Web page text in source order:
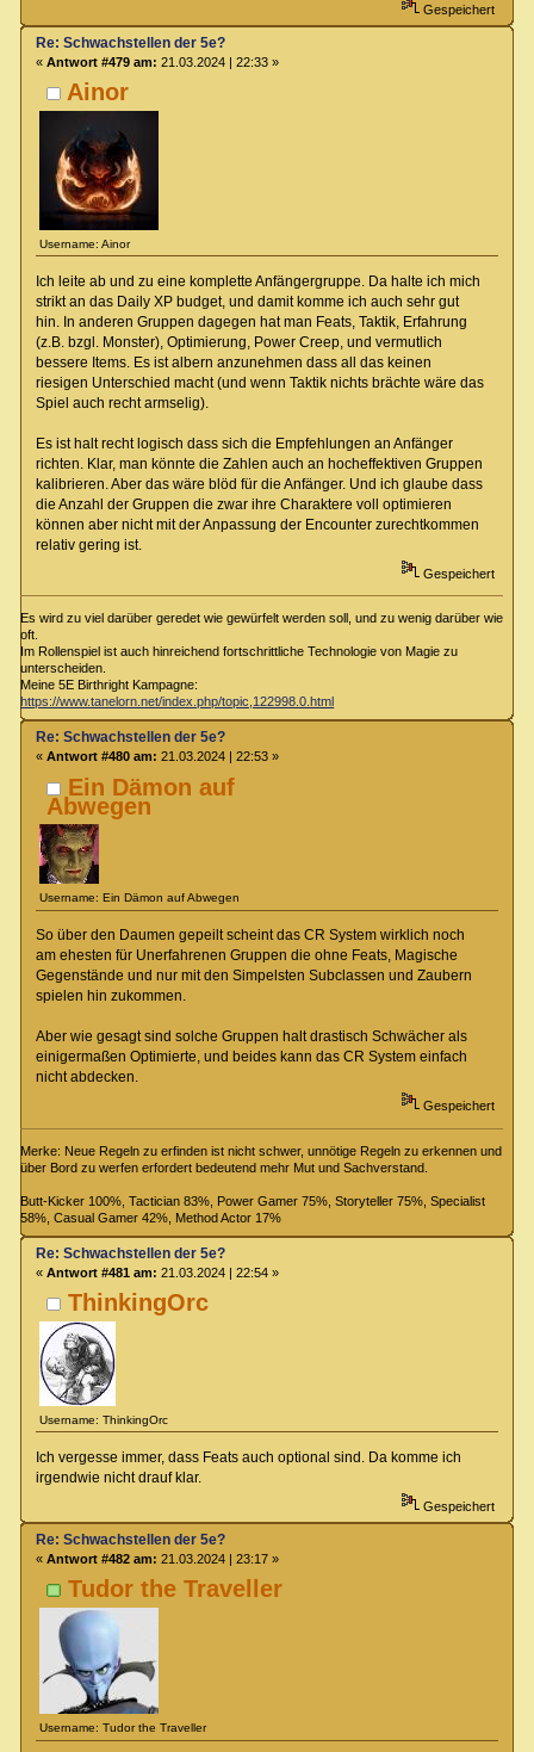
Gespeichert
Ainor
Username: Ainor
Re: Schwachstellen der 5e?
« Antwort #479 am: 21.03.2024 | 22:33 »
Ich leite ab und zu eine komplette Anfängergruppe. Da halte ich mich
strikt an das Daily XP budget, und damit komme ich auch sehr gut
hin. In anderen Gruppen dagegen hat man Feats, Taktik, Erfahrung
(z.B. bzgl. Monster), Optimierung, Power Creep, und vermutlich
bessere Items. Es ist albern anzunehmen dass all das keinen
riesigen Unterschied macht (und wenn Taktik nichts brächte wäre das
Spiel auch recht armselig).
Es ist halt recht logisch dass sich die Empfehlungen an Anfänger
richten. Klar, man könnte die Zahlen auch an hocheffektiven Gruppen
kalibrieren. Aber das wäre blöd für die Anfänger. Und ich glaube dass
die Anzahl der Gruppen die zwar ihre Charaktere voll optimieren
können aber nicht mit der Anpassung der Encounter zurechtkommen
relativ gering ist.
Gespeichert
Es wird zu viel darüber geredet wie gewürfelt werden soll, und zu wenig darüber wie
oft.
Im Rollenspiel ist auch hinreichend fortschrittliche Technologie von Magie zu
unterscheiden.
Meine 5E Birthright Kampagne:
https://www.tanelorn.net/index.php/topic,122998.0.html
Ein Dämon auf
Abwegen
Username: Ein Dämon auf Abwegen
Re: Schwachstellen der 5e?
« Antwort #480 am: 21.03.2024 | 22:53 »
So über den Daumen gepeilt scheint das CR System wirklich noch
am ehesten für Unerfahrenen Gruppen die ohne Feats, Magische
Gegenstände und nur mit den Simpelsten Subclassen und Zaubern
spielen hin zukommen.
Aber wie gesagt sind solche Gruppen halt drastisch Schwächer als
einigermaßen Optimierte, und beides kann das CR System einfach
nicht abdecken.
Gespeichert
Merke: Neue Regeln zu erfinden ist nicht schwer, unnötige Regeln zu erkennen und
über Bord zu werfen erfordert bedeutend mehr Mut und Sachverstand.
Butt-Kicker 100%, Tactician 83%, Power Gamer 75%, Storyteller 75%, Specialist
58%, Casual Gamer 42%, Method Actor 17%
ThinkingOrc
Username: ThinkingOrc
Re: Schwachstellen der 5e?
« Antwort #481 am: 21.03.2024 | 22:54 »
Ich vergesse immer, dass Feats auch optional sind. Da komme ich
irgendwie nicht drauf klar.
Gespeichert
Tudor the Traveller
Username: Tudor the Traveller
Re: Schwachstellen der 5e?
« Antwort #482 am: 21.03.2024 | 23:17 »